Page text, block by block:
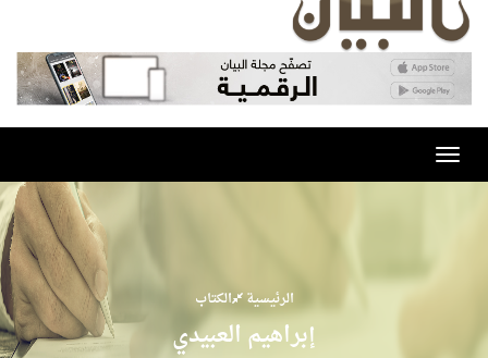
Toggle
navigation
الرئيسية الكتاب
إبراهيم العبيدي